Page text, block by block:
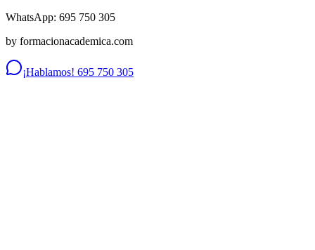
WhatsApp: 695 750 305
by formacionacademica.com
¡Hablamos! 695 750 305